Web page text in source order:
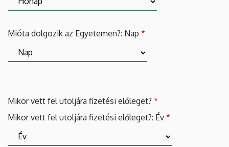
Mióta dolgozik az Egyetemen?: Nap
Mikor vett fel utoljára fizetési előleget?
Mikor vett fel utoljára fizetési előleget?: Év